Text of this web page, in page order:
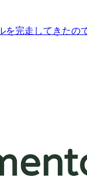
完走してきたの